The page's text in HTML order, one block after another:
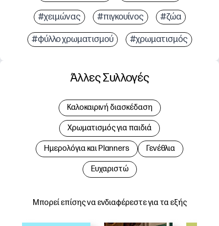
#χειμώνας #πιγκουίνος #ζώα
#φύλλο χρωματισμού #χρωματισμός
Μπορεί επίσης να ενδιαφέρεστε για τα εξής
Άλλες Συλλογές
Καλοκαιρινή διασκέδαση
Χρωματισμός για παιδιά
Hμερολόγια και Planners Γενέθλια
Ευχαριστώ